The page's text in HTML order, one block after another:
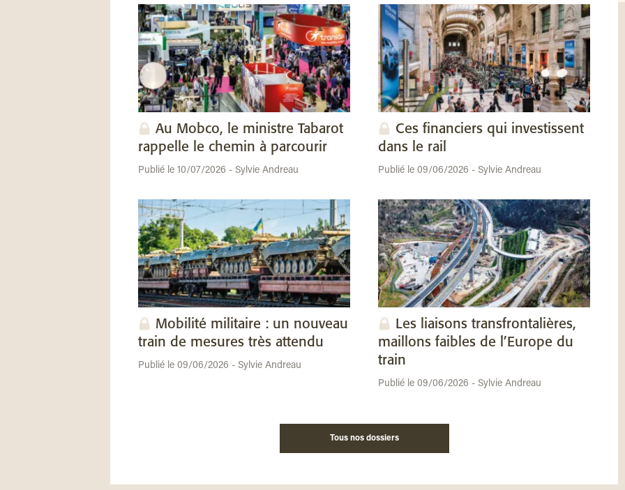
Au Mobco, le ministre Tabarot
rappelle le chemin à parcourir
Publié le 10/07/2026 - Sylvie Andreau
Ces financiers qui investissent
dans le rail
Publié le 09/06/2026 - Sylvie Andreau
Mobilité militaire : un nouveau
train de mesures très attendu
Publié le 09/06/2026 - Sylvie Andreau
Les liaisons transfrontalières,
maillons faibles de l’Europe du
train
Publié le 09/06/2026 - Sylvie Andreau
Tous nos dossiers